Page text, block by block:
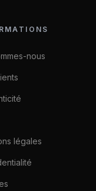
nous
légales